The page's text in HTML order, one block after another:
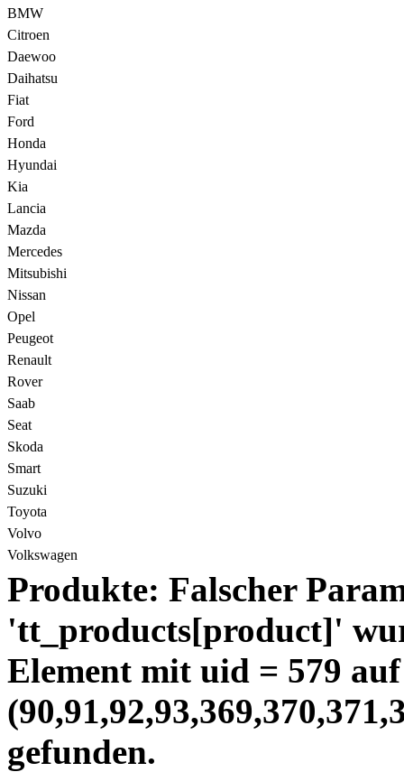
BMW
Citroen
Daewoo
Daihatsu
Fiat
Ford
Honda
Hyundai
Kia
Lancia
Mazda
Mercedes
Mitsubishi
Nissan
Opel
Peugeot
Renault
Rover
Saab
Seat
Skoda
Smart
Suzuki
Toyota
Volvo
Volkswagen
Produkte: Falscher
'tt_products[product]'
Element mit uid = 579
(
gefunden.